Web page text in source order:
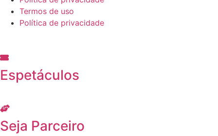
Termos de uso
Política de privacidade
Espetáculos
Seja Parceiro